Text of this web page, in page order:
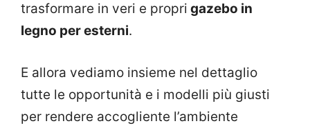
trasformare in veri e propri gazebo in
legno per esterni.
E allora vediamo insieme nel dettaglio
tutte le opportunità e i modelli più giusti
per rendere accogliente l’ambiente